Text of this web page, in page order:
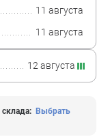
11 августа
11 августа
12 августа
: Выбрать